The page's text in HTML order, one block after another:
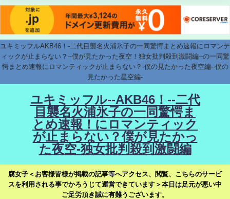
ユキミッフルAKB46！-二代目襲名火浦氷子の一同驚愕まとめ速報にロマンテ
ィックが止まらない？--僕が見たかった夜空！独女批判殺到激闘編--の一同驚
愕まとめ速報にロマンティックが止まらない？-僕の見たかった夜空編--僕の
見たかった星空編-
ユキミッフル--AKB46！--二代
目襲名火浦氷子の一同驚愕ま
とめ速報！にロマンティック
が止まらない？僕が見たかっ
た夜空-独女批判殺到激闘編
腐女子＜お客様皆様が掲載の記事等へアクセス、閲覧、こちらのサービ
スを利用される事でかろうじて運営できています＞本日は足元が悪い中
ご足労頂き誠に有難うございます。